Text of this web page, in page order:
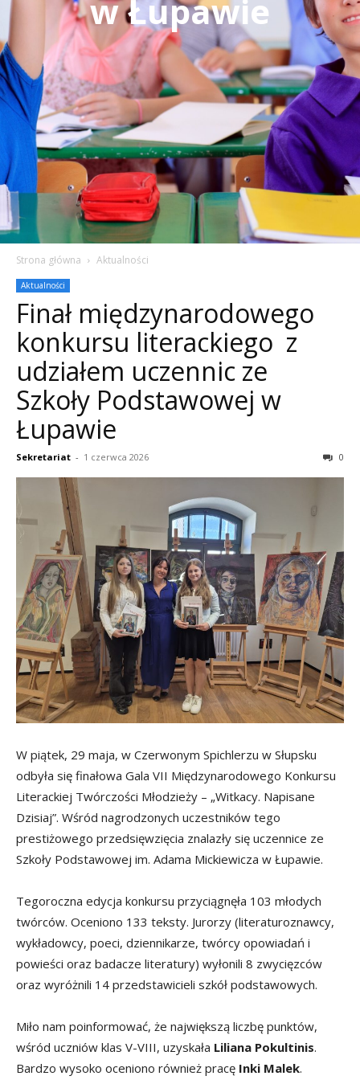
w Łupawie
Strona główna Aktualności
Aktualności
Finał międzynarodowego
konkursu literackiego z
udziałem uczennic ze
Szkoły Podstawowej w
Łupawie
Sekretariat - 1 czerwca 2026 0
W piątek, 29 maja, w Czerwonym Spichlerzu w Słupsku
odbyła się finałowa Gala VII Międzynarodowego Konkursu
Literackiej Twórczości Młodzieży – „Witkacy. Napisane
Dzisiaj”. Wśród nagrodzonych uczestników tego
prestiżowego przedsięwzięcia znalazły się uczennice ze
Szkoły Podstawowej im. Adama Mickiewicza w Łupawie.
Tegoroczna edycja konkursu przyciągnęła 103 młodych
twórców. Oceniono 133 teksty. Jurorzy (literaturoznawcy,
wykładowcy, poeci, dziennikarze, twórcy opowiadań i
powieści oraz badacze literatury) wyłonili 8 zwycięzców
oraz wyróżnili 14 przedstawicieli szkół podstawowych.
Miło nam poinformować, że największą liczbę punktów,
wśród uczniów klas V-VIII, uzyskała Liliana Pokultinis.
Bardzo wysoko oceniono również pracę Inki Malek.